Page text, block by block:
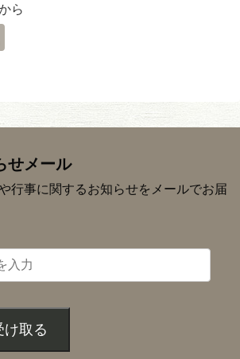
ら
せメール
行事に関するお知らせをメールでお届
け取る